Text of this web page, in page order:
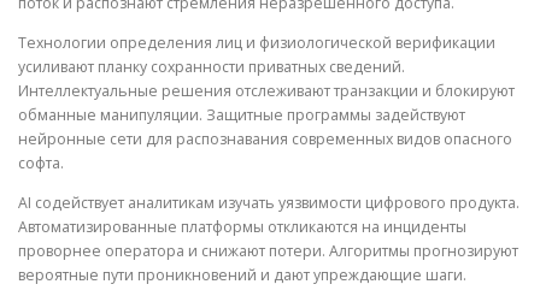
Технологии определения лиц и физиологической верификации
усиливают планку сохранности приватных сведений.
Интеллектуальные решения отслеживают транзакции и блокируют
обманные манипуляции. Защитные программы задействуют
нейронные сети для распознавания современных видов опасного
софта.
AI содействует аналитикам изучать уязвимости цифрового продукта.
Автоматизированные платформы откликаются на инциденты
проворнее оператора и снижают потери. Алгоритмы прогнозируют
вероятные пути проникновений и дают упреждающие шаги.